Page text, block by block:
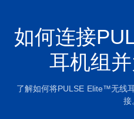
如何连接
耳机组
了解如何将PULSE Elite™无线
接